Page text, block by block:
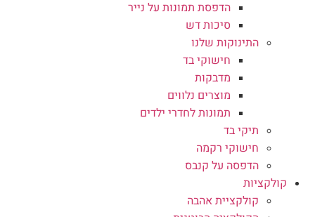
הדפסת תמונות על נייר
סיכות דש
התינוקות שלנו
חישוקי בד
מדבקות
מוצרים נלווים
תמונות לחדרי ילדים
תיקי בד
חישוקי רקמה
הדפסה על קנבס
קולקציות
קולקציית אהבה